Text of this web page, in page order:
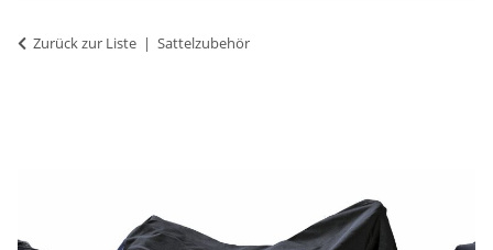
Zurück zur Liste Sattelzubehör